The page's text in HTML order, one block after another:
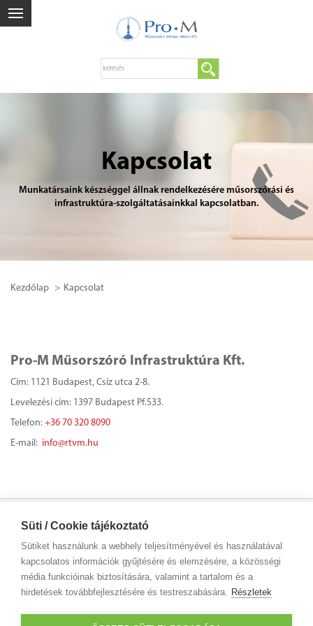
Kapcsolat
Munkatársaink készséggel állnak rendelkezésére műsorszórási és
infrastruktúra-szolgáltatásainkkal kapcsolatban.
Kezdőlap Kapcsolat
Pro-M Műsorszóró Infrastruktúra Kft.
Cím: 1121 Budapest, Csíz utca 2-8.
Levelezési cím: 1397 Budapest Pf.533.
Telefon: +36 70 320 8090
E-mail: info@rtvm.hu
PRO-M MŰSORSZÓRÓ INFRASTRUKTÚRA KFT.
1121 Budapest,
Csíz utca 2–8.
+36 70 320 8090
info@rtvm.hu
Süti / Cookie tájékoztató
Sütiket használunk a webhely teljesítményével és használatával
kapcsolatos információk gyűjtésére és elemzésére, a közösségi
média funkcióinak biztosítására, valamint a tartalom és a
hirdetések továbbfejlesztésére és testreszabására. Részletek